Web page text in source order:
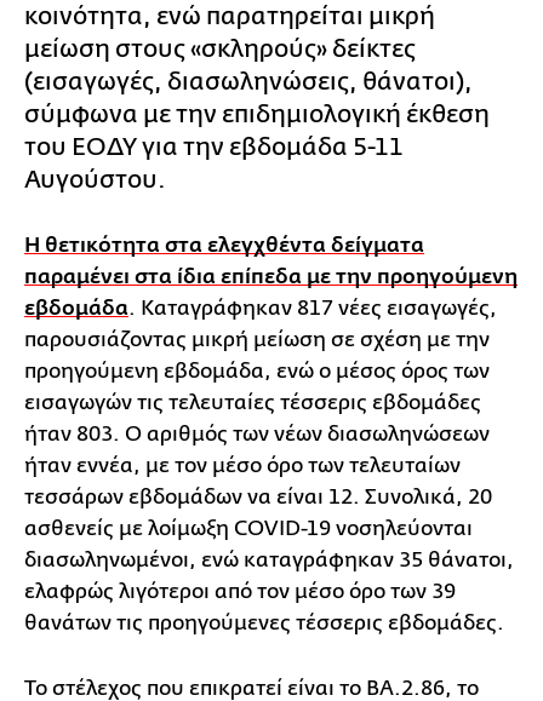
κοινότητα, ενώ παρατηρείται μικρή
μείωση στους «σκληρούς» δείκτες
(εισαγωγές, διασωληνώσεις, θάνατοι),
σύμφωνα με την επιδημιολογική έκθεση
του ΕΟΔΥ για την εβδομάδα 5-11
Αυγούστου.
Η θετικότητα στα ελεγχθέντα δείγματα
παραμένει στα ίδια επίπεδα με την προηγούμενη
εβδομάδα. Καταγράφηκαν 817 νέες εισαγωγές,
παρουσιάζοντας μικρή μείωση σε σχέση με την
προηγούμενη εβδομάδα, ενώ ο μέσος όρος των
εισαγωγών τις τελευταίες τέσσερις εβδομάδες
ήταν 803. Ο αριθμός των νέων διασωληνώσεων
ήταν εννέα, με τον μέσο όρο των τελευταίων
τεσσάρων εβδομάδων να είναι 12. Συνολικά, 20
ασθενείς με λοίμωξη COVID-19 νοσηλεύονται
διασωληνωμένοι, ενώ καταγράφηκαν 35 θάνατοι,
ελαφρώς λιγότεροι από τον μέσο όρο των 39
θανάτων τις προηγούμενες τέσσερις εβδομάδες.
Το στέλεχος που επικρατεί είναι το ΒΑ.2.86, το